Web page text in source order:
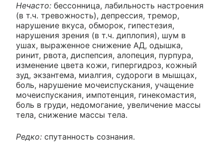
Нечасто: бессонница, лабильность настроения
(в т.ч. тревожность), депрессия, тремор,
нарушение вкуса, обморок, гипестезия,
нарушения зрения (в т.ч. диплопия), шум в
ушах, выраженное снижение АД, одышка,
ринит, рвота, диспепсия, алопеция, пурпура,
изменение цвета кожи, гипергидроз, кожный
зуд, экзантема, миалгия, судороги в мышцах,
боль, нарушение мочеиспускания, учащение
мочеиспускания, импотенция, гинекомастия,
боль в груди, недомогание, увеличение массы
тела, снижение массы тела.
Редко: спутанность сознания.